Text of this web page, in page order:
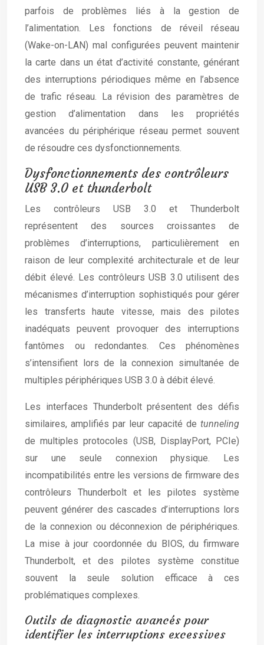
parfois de problèmes liés à la gestion de
l’alimentation. Les fonctions de réveil réseau
(Wake-on-LAN) mal configurées peuvent maintenir
la carte dans un état d’activité constante, générant
des interruptions périodiques même en l’absence
de trafic réseau. La révision des paramètres de
gestion d’alimentation dans les propriétés
avancées du périphérique réseau permet souvent
de résoudre ces dysfonctionnements.
Dysfonctionnements des contrôleurs
USB 3.0 et thunderbolt
Les contrôleurs USB 3.0 et Thunderbolt
représentent des sources croissantes de
problèmes d’interruptions, particulièrement en
raison de leur complexité architecturale et de leur
débit élevé. Les contrôleurs USB 3.0 utilisent des
mécanismes d’interruption sophistiqués pour gérer
les transferts haute vitesse, mais des pilotes
inadéquats peuvent provoquer des interruptions
fantômes ou redondantes. Ces phénomènes
s’intensifient lors de la connexion simultanée de
multiples périphériques USB 3.0 à débit élevé.
Les interfaces Thunderbolt présentent des défis
similaires, amplifiés par leur capacité de tunneling
de multiples protocoles (USB, DisplayPort, PCIe)
sur une seule connexion physique. Les
incompatibilités entre les versions de firmware des
contrôleurs Thunderbolt et les pilotes système
peuvent générer des cascades d’interruptions lors
de la connexion ou déconnexion de périphériques.
La mise à jour coordonnée du BIOS, du firmware
Thunderbolt, et des pilotes système constitue
souvent la seule solution efficace à ces
problématiques complexes.
Outils de diagnostic avancés pour
identifier les interruptions excessives